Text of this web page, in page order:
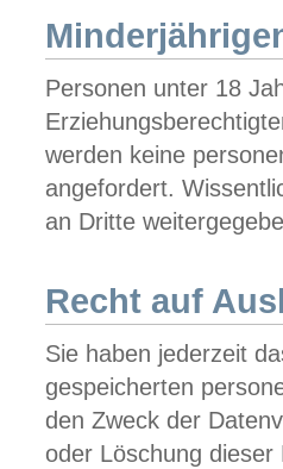
Personen unter 18
werden keine
angefordert.
an Dritte
Recht auf
Sie haben jederzeit
gespeicherten
den Zweck der
oder Löschung